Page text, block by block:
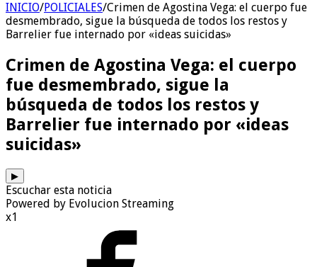
INICIO/POLICIALES/Crimen de Agostina Vega: el cuerpo fue
desmembrado, sigue la búsqueda de todos los restos y
Barrelier fue internado por «ideas suicidas»
Crimen de Agostina Vega: el cuerpo
fue desmembrado, sigue la
búsqueda de todos los restos y
Barrelier fue internado por «ideas
suicidas»
▶
Escuchar esta noticia
Powered by Evolucion Streaming
x1